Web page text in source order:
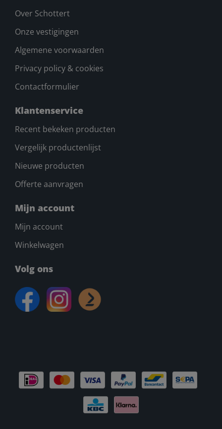
Over Schottert
Onze vestigingen
Algemene voorwaarden
Privacy policy & cookies
Contactformulier
Klantenservice
Recent bekeken producten
Vergelijk productenlijst
Nieuwe producten
Offerte aanvragen
Mijn account
Mijn account
Winkelwagen
Volg ons